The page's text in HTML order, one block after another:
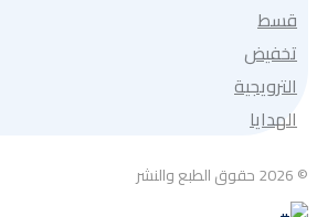
قسط
تخفيض
الترويجية
الهدايا
© 2026 حقوق الطبع والنشر